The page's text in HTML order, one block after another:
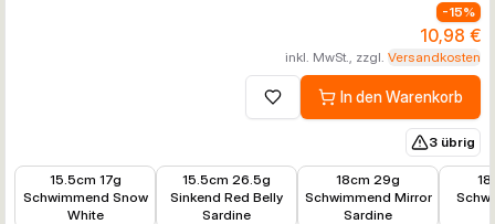
-15%
10,98 €
inkl. MwSt., zzgl. Versandkosten
Zur Wunschliste hinzufügen
In den Warenkorb
3 übrig
15.5cm 17g
Schwimmend Snow
White
15.5cm 26.5g
Sinkend Red Belly
Sardine
18cm 29g
Schwimmend Mirror
Sardine
8,21 €